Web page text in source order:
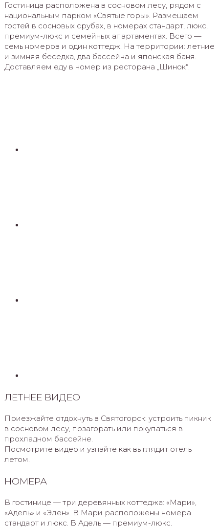
Гостиница расположена в сосновом лесу, рядом с
национальным парком «Святые горы». Размещаем
гостей в сосновых срубах, в номерах стандарт, люкс,
премиум-люкс и семейных апартаментах. Всего —
семь номеров и один коттедж. На территории: летние
и зимняя беседка, два бассейна и японская баня.
Доставляем еду в номер из ресторана „Шинок“.
ЛЕТНЕЕ ВИДЕО
Приезжайте отдохнуть в Святогорск: устроить пикник
в сосновом лесу, позагорать или покупаться в
прохладном бассейне.
Посмотрите видео и узнайте как выглядит отель
летом.
НОМЕРА
В гостинице — три деревянных коттеджа: «Мари»,
«Адель» и «Элен». В Мари расположены номера
стандарт и люкс. В Адель — премиум-люкс.